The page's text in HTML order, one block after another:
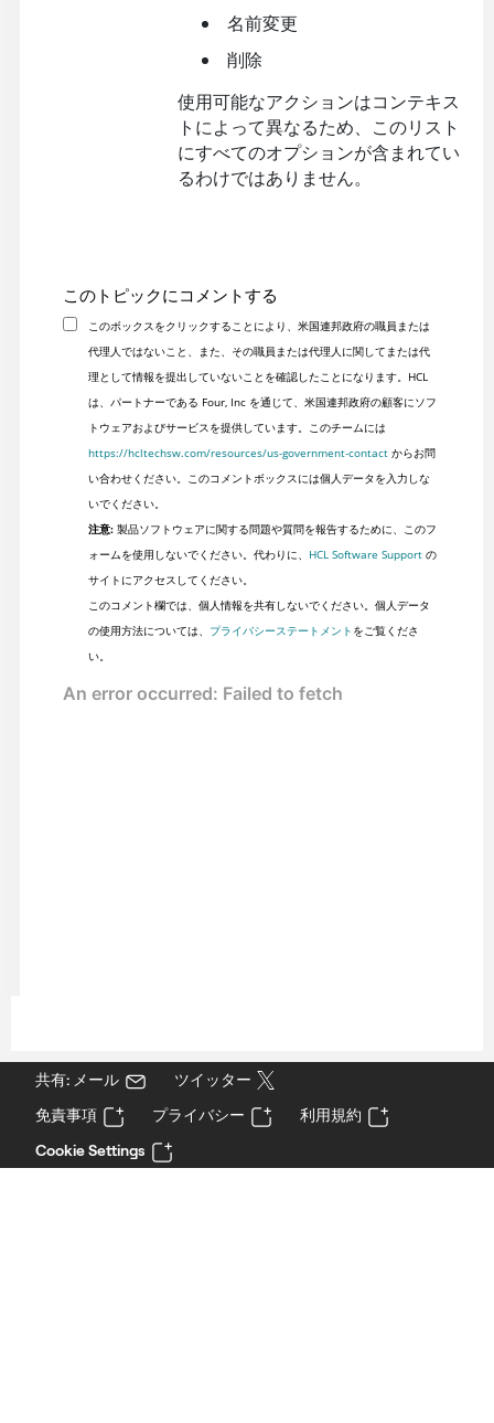
名前変更
削除
使用可能なアクションはコンテキス
トによって異なるため、このリスト
にすべてのオプションが含まれてい
るわけではありません。
このトピックにコメントする
このボックスをクリックすることにより、米国連邦政府の職員または
代理人ではないこと、また、その職員または代理人に関してまたは代
理として情報を提出していないことを確認したことになります。HCL
は、パートナーである Four, Inc を通じて、米国連邦政府の顧客にソフ
トウェアおよびサービスを提供しています。このチームには
https://hcltechsw.com/resources/us-government-contactからお問
い合わせください。このコメントボックスには個人データを入力しな
いでください。
注意:製品ソフトウェアに関する問題や質問を報告するために、このフ
ォームを使用しないでください。代わりに、
HCL Software Supportの
サイトにアクセスしてください。
このコメント欄では、個人情報を共有しないでください。個人データ
の使用方法については、
プライバシーステートメント をご覧くださ
い。
共有: メール
ツイッター
免責事項
プライバシー
利用規約
Cookie Settings